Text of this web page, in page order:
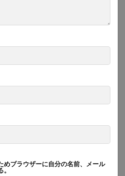
めブラウザーに自分の名前、メール